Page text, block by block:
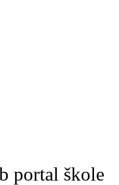
portal škole